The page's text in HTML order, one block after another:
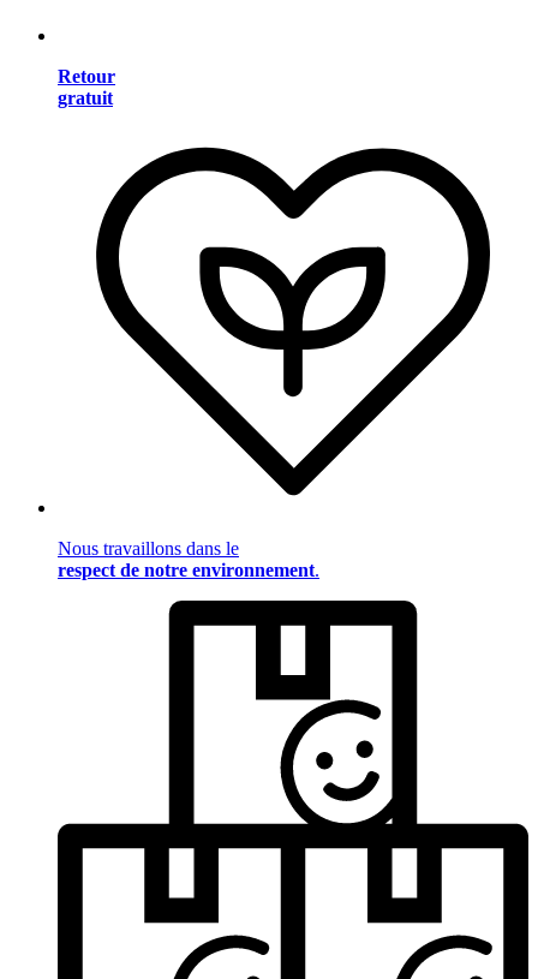
Retour
gratuit
Nous travaillons dans le
respect de notre environnement.